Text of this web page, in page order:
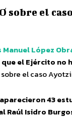
sobre el caso
López
que el Ejército no
sobre el caso
43
Raúl Isidro